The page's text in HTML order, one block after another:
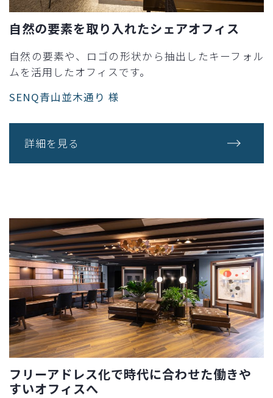
自然の要素を取り入れたシェアオフィス
自然の要素や、ロゴの形状から抽出したキーフォル
ムを活用したオフィスです。
SENQ青山並木通り 様
詳細を見る
フリーアドレス化で時代に合わせた働きや
すいオフィスへ